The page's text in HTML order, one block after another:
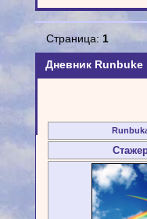
Дневник Runbuke
Страница: 1